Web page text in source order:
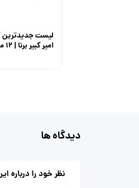
لیست
امیر کبیر برنا | ۱۲ مرداد ۱۴۰۵
دیدگاه ها
نظر خود را درباره